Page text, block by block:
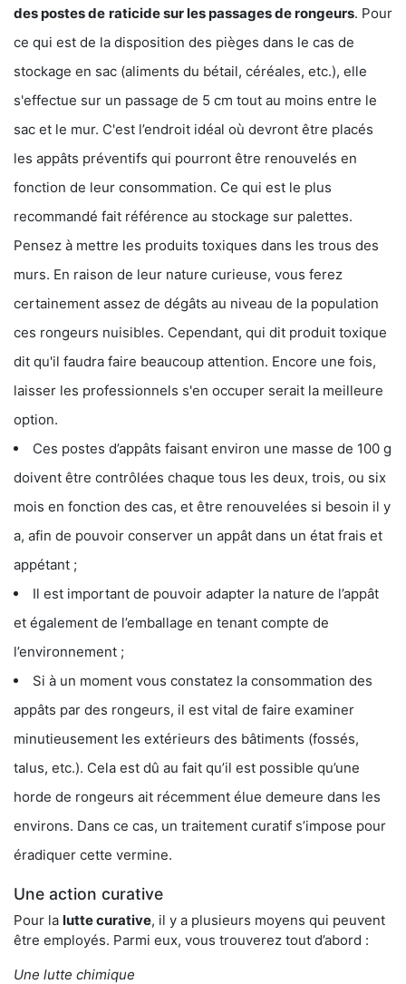
des postes de raticide sur les passages de rongeurs. Pour
ce qui est de la disposition des pièges dans le cas de
stockage en sac (aliments du bétail, céréales, etc.), elle
s'effectue sur un passage de 5 cm tout au moins entre le
sac et le mur. C'est l’endroit idéal où devront être placés
les appâts préventifs qui pourront être renouvelés en
fonction de leur consommation. Ce qui est le plus
recommandé fait référence au stockage sur palettes.
Pensez à mettre les produits toxiques dans les trous des
murs. En raison de leur nature curieuse, vous ferez
certainement assez de dégâts au niveau de la population
ces rongeurs nuisibles. Cependant, qui dit produit toxique
dit qu'il faudra faire beaucoup attention. Encore une fois,
laisser les professionnels s'en occuper serait la meilleure
option.
Ces postes d’appâts faisant environ une masse de 100 g
doivent être contrôlées chaque tous les deux, trois, ou six
mois en fonction des cas, et être renouvelées si besoin il y
a, afin de pouvoir conserver un appât dans un état frais et
appétant ;
Il est important de pouvoir adapter la nature de l’appât
et également de l’emballage en tenant compte de
l’environnement ;
Si à un moment vous constatez la consommation des
appâts par des rongeurs, il est vital de faire examiner
minutieusement les extérieurs des bâtiments (fossés,
talus, etc.). Cela est dû au fait qu’il est possible qu’une
horde de rongeurs ait récemment élue demeure dans les
environs. Dans ce cas, un traitement curatif s’impose pour
éradiquer cette vermine.
Une action curative
Pour la lutte curative, il y a plusieurs moyens qui peuvent
être employés. Parmi eux, vous trouverez tout d’abord :
Une lutte chimique